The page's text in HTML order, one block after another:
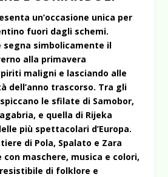
un’occasione unica per
fuori dagli schemi.
segna simbolicamente il
alla primavera
maligni e lasciando alle
dell’anno trascorso. Tra gli
le sfilate di Samobor,
e quella di Rijeka
più spettacolari d’Europa.
di Pola, Spalato e Zara
maschere, musica e colori,
di folklore e